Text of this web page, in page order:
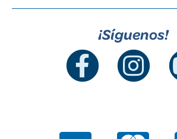
¡Síguenos!